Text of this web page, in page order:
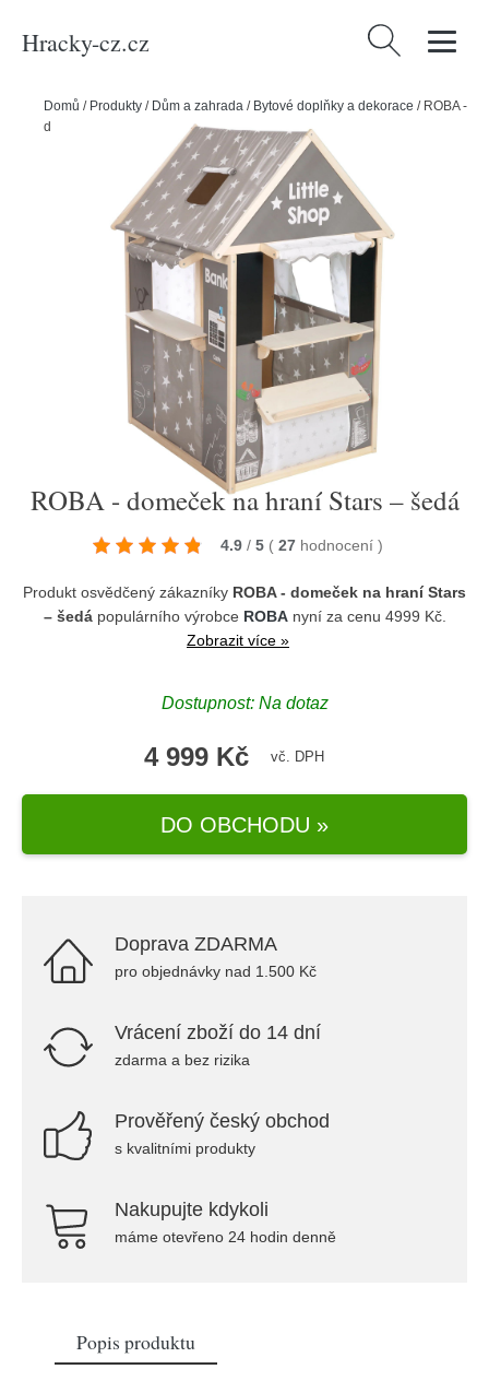
Hracky-cz.cz Vyhledávání
Domů / Produkty / Dům a zahrada / Bytové doplňky a dekorace / ROBA -
domeček na hraní Stars – šedá
ROBA - domeček na hraní Stars – šedá
4.9 / 5 ( 27 hodnocení )
Produkt osvědčený zákazníky ROBA - domeček na hraní Stars
– šedápopulárního výrobce ROBAnyní za cenu 4999 Kč.
Zobrazit více »
Dostupnost: Na dotaz
4 999 Kč vč. DPH
DO OBCHODU »
Doprava ZDARMA
pro objednávky nad 1.500 Kč
Vrácení zboží do 14 dní
zdarma a bez rizika
Prověřený český obchod
s kvalitními produkty
Nakupujte kdykoli
máme otevřeno 24 hodin denně
Popis produktu